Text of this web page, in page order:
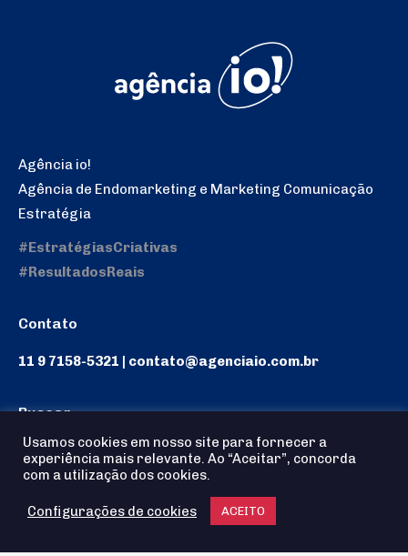
Agência io!
Agência de Endomarketing e Marketing Comunicação
Estratégia
#EstratégiasCriativas
#ResultadosReais
Contato
11 9 7158-5321 | contato@agenciaio.com.br
Buscar
Search:
Usamos cookies em nosso site para fornecer a
experiência mais relevante. Ao “Aceitar”, concorda
com a utilização dos cookies.
Configurações de cookies ACEITO